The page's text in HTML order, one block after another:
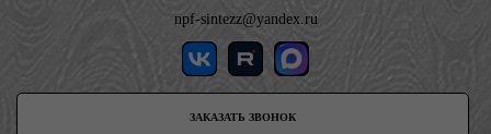
npf-sintezz@yandex.ru
ЗАКАЗАТЬ ЗВОНОК